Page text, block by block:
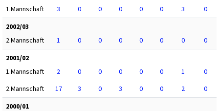
1.Mannschaft
3 0 0 0 0 0 3
0
2002/03
2.Mannschaft
1 0 0 0 0 0 0
0
2001/02
1.Mannschaft
2 0 0 0 0 0 1
0
2.Mannschaft
17 3 0 3 0 0 2
0
2000/01